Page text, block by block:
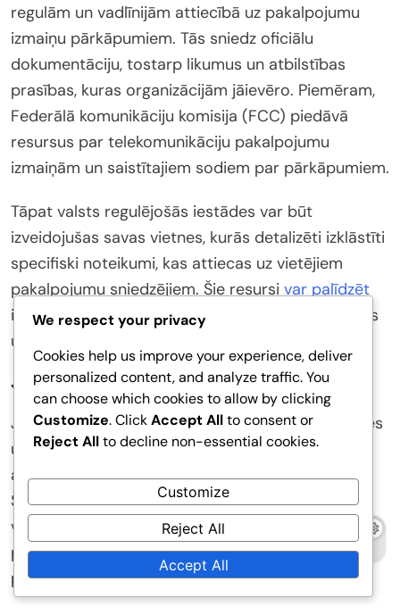
regulām un vadlīnijām attiecībā uz pakalpojumu
izmaiņu pārkāpumiem. Tās sniedz oficiālu
dokumentāciju, tostarp likumus un atbilstības
prasības, kuras organizācijām jāievēro. Piemēram,
Federālā komunikāciju komisija (FCC) piedāvā
resursus par telekomunikāciju pakalpojumu
izmaiņām un saistītajiem sodiem par pārkāpumiem.
Tāpat valsts regulējošās iestādes var būt
izveidojušas savas vietnes, kurās detalizēti izklāstīti
specifiski noteikumi, kas attiecas uz vietējiem
pakalpojumu sniedzējiem. Šie resursi var palīdzēt
indivīdiem un uzņēmumiem saprast savas tiesības
un pienākumus saskaņā ar likumu.
Juridiskie resursi
Juridiskie resursi, piemēram, tiešsaistes datubāzes
un advokātu biroju vietnes, piedāvā padziļinātas
analīzes par pakalpojumu izmaiņu pārkāpumiem.
Šīs platformas bieži ietver tiesu praksi, juridiskos
viedokļus un ekspertu rakstus šajā jomā. Tās var
precizēt konkrētu pārkāpumu sekas un juridiskos
precedents, kas veido izpildes darbības.
We respect your privacy
Cookies help us improve your experience, deliver
personalized content, and analyze traffic. You
can choose which cookies to allow by clicking
Customize. ClickAccept Allto consent or
Reject Allto decline non-essential cookies.
Customize
Reject All
Accept All